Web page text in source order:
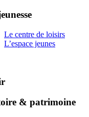
Le centre de loisirs
L’espace jeunes
& patrimoine